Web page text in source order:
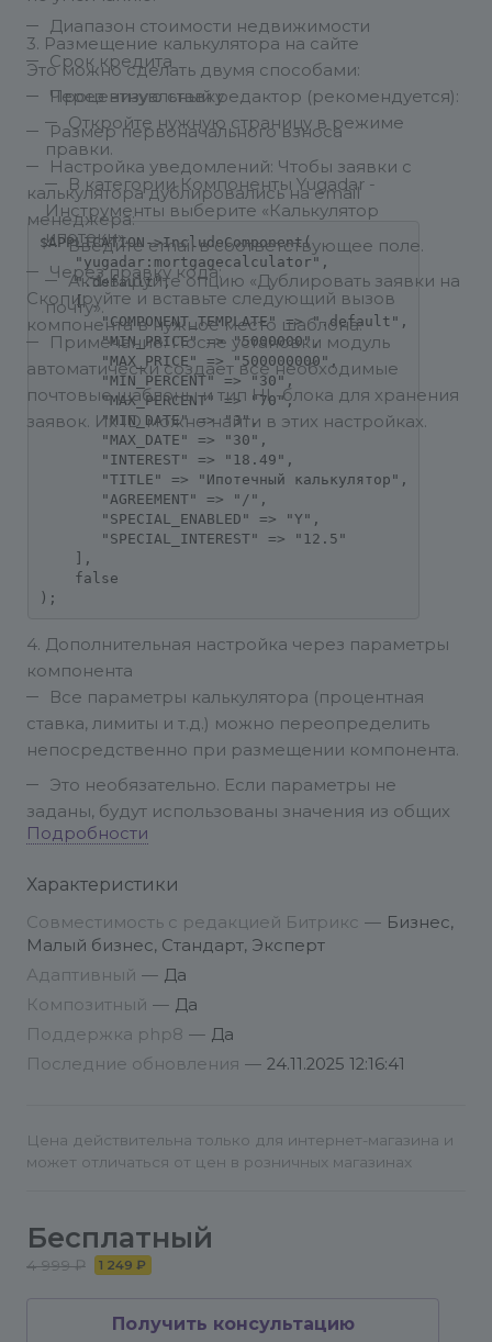
Диапазон стоимости недвижимости
Срок кредита
Процентную ставку
Размер первоначального взноса
Настройка уведомлений: Чтобы заявки с
калькулятора дублировались на email
менеджера:
Введите email в соответствующее поле.
Активируйте опцию «Дублировать заявки на
почту».
Примечание: После установки модуль
автоматически создает все необходимые
почтовые шаблоны и тип HL-блока для хранения
заявок. Их ID можно найти в этих настройках.
3. Размещение калькулятора на сайте
Это можно сделать двумя способами:
Через визуальный редактор (рекомендуется):
Откройте нужную страницу в режиме
правки.
В категории Компоненты Yugadar -
Инструменты выберите «Калькулятор
ипотеки».
Через правку кода:
Скопируйте и вставьте следующий вызов
компонента в нужное место шаблона:
$APPLICATION->IncludeComponent(
"yugadar:mortgagecalculator",
".default",
[
"COMPONENT_TEMPLATE" => ".default",
"MIN_PRICE" => "5000000",
"MAX_PRICE" => "500000000",
"MIN_PERCENT" => "30",
"MAX_PERCENT" => "70",
"MIN_DATE" => "3",
"MAX_DATE" => "30",
"INTEREST" => "18.49",
"TITLE" => "Ипотечный калькулятор",
"AGREEMENT" => "/",
"SPECIAL_ENABLED" => "Y",
"SPECIAL_INTEREST" => "12.5"
],
false
4. Дополнительная настройка через параметры
компонента
Все параметры калькулятора (процентная
ставка, лимиты и т.д.) можно переопределить
непосредственно при размещении компонента.
Это необязательно. Если параметры не
заданы, будут использованы значения из общих
настроек модуля.
несколько калькуляторов с разными условиями
на одном сайте (например, для разных
объектов).
Подробности
Характеристики
Совместимость с редакцией Битрикс — Бизнес,
Малый бизнес, Стандарт, Эксперт
Адаптивный — Да
Композитный — Да
Поддержка php8 — Да
Последние обновления — 24.11.2025 12:16:41
Цена действительна только для интернет-магазина и
может отличаться от цен в розничных магазинах
Бесплатный
4 999 ₽ 1 249 ₽
Получить консультацию